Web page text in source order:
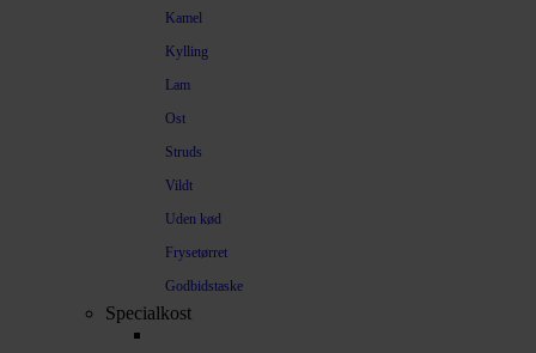
Kamel
Kylling
Lam
Ost
Struds
Vildt
Uden kød
Frysetørret
Godbidstaske
Specialkost